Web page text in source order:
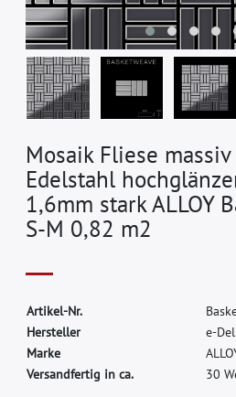
Mosaik Fliese
Edelstahl
1,6mm stark ALLOY
S-M 0,82 m2
Artikel-Nr. Bask
Hersteller e-Del
Marke ALLO
Versandfertig in ca.
30